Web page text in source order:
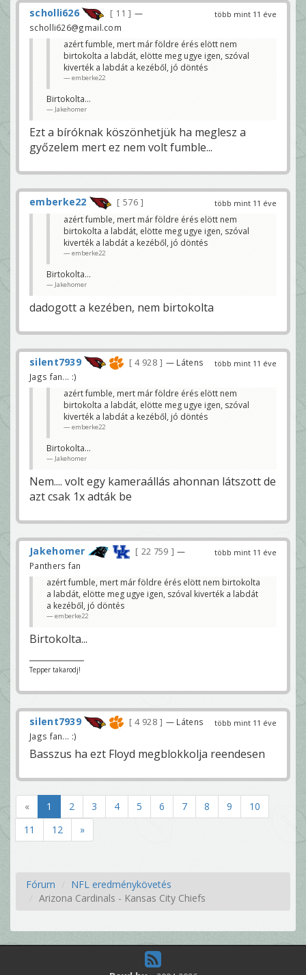
több mint 11 éve
scholli626 11
—
scholli626@gmail.com
azért fumble, mert már földre érés elött nem
birtokolta a labdát, elötte meg ugye igen, szóval
kiverték a labdát a kezéből, jó döntés
emberke22
Birtokolta...
Jakehomer
Ezt a bíróknak köszönhetjük ha meglesz a
győzelem mert ez nem volt fumble...
több mint 11 éve
emberke22
576
azért fumble, mert már földre érés elött nem
birtokolta a labdát, elötte meg ugye igen, szóval
kiverték a labdát a kezéből, jó döntés
emberke22
Birtokolta...
Jakehomer
dadogott a kezében, nem birtokolta
több mint 11 éve
silent7939 4 928
— Látens
Jags fan... :)
azért fumble, mert már földre érés elött nem
birtokolta a labdát, elötte meg ugye igen, szóval
kiverték a labdát a kezéből, jó döntés
emberke22
Birtokolta...
Jakehomer
Nem.... volt egy kameraállás ahonnan látszott de
azt csak 1x adták be
több mint 11 éve
Jakehomer 22 759
—
Panthers fan
azért fumble, mert már földre érés elött nem birtokolta
a labdát, elötte meg ugye igen, szóval kiverték a labdát
a kezéből, jó döntés
emberke22
Birtokolta...
Tepper takarodj!
több mint 11 éve
silent7939 4 928
— Látens
Jags fan... :)
Basszus ha ezt Floyd megblokkolja reendesen
« 1 2 3 4 5 6 7 8 9
10
11
12 »
Fórum
NFL eredménykövetés
Arizona Cardinals - Kansas City Chiefs